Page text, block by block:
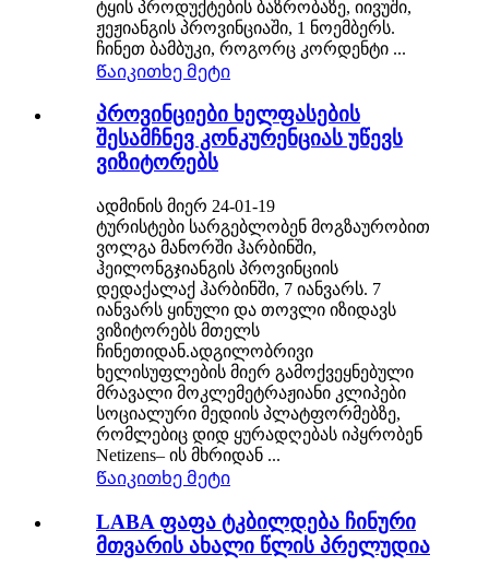
ტყის პროდუქტების ბაზრობაზე, იივუში,
ჟეჟიანგის პროვინციაში, 1 ნოემბერს.
ჩინეთ ბამბუკი, როგორც კორდენტი ...
Წაიკითხე მეტი
პროვინციები ხელფასების
შესამჩნევ კონკურენციას უწევს
ვიზიტორებს
ადმინის მიერ 24-01-19
ტურისტები სარგებლობენ მოგზაურობით
ვოლგა მანორში ჰარბინში,
ჰეილონგჯიანგის პროვინციის
დედაქალაქ ჰარბინში, 7 იანვარს. 7
იანვარს ყინული და თოვლი იზიდავს
ვიზიტორებს მთელს
ჩინეთიდან.ადგილობრივი
ხელისუფლების მიერ გამოქვეყნებული
მრავალი მოკლემეტრაჟიანი კლიპები
სოციალური მედიის პლატფორმებზე,
რომლებიც დიდ ყურადღებას იპყრობენ
Netizens– ის მხრიდან ...
Წაიკითხე მეტი
LABA ფაფა ტკბილდება ჩინური
მთვარის ახალი წლის პრელუდია